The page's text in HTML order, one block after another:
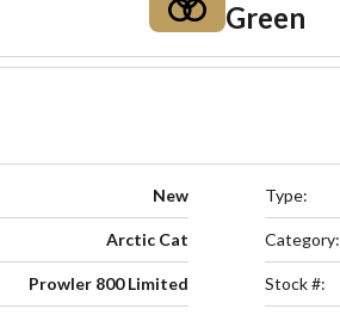
Green
New
Arctic Cat
Prowler 800 Limited
Type:
Category:
Stock #: